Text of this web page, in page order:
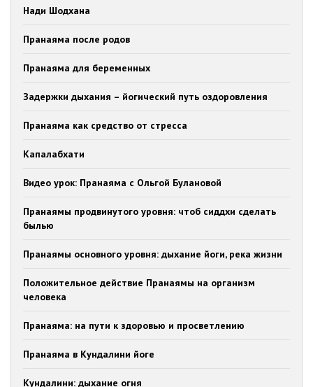
Нади Шодхана
Пранаяма после родов
Пранаяма для беременных
Задержки дыхания – йогический путь оздоровления
Пранаяма как средство от стресса
Капалабхати
Видео урок: Пранаяма с Ольгой Булановой
Пранаямы продвинутого уровня: чтоб сиддхи сделать
былью
Пранаямы основного уровня: дыхание йоги, река жизни
Положительное действие Пранаямы на организм
человека
Пранаяма: на пути к здоровью и просветлению
Пранаяма в Кундалини йоге
Кундалини: дыхание огня